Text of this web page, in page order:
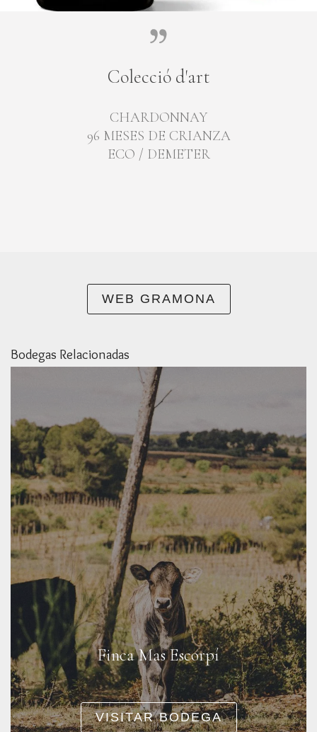
Colecció d'art
CHARDONNAY
96 MESES DE CRIANZA
ECO / DEMETER
WEB GRAMONA
Bodegas Relacionadas
Finca Mas Escorpí
VISITAR BODEGA